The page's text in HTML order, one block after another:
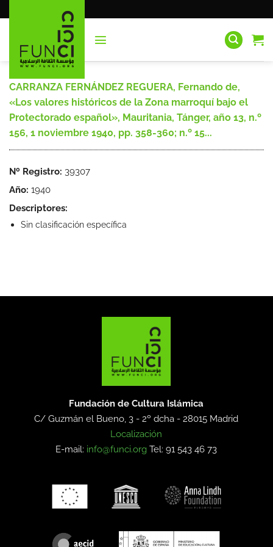
al
CARRANZA FERNÁNDEZ REGUERA, Fernando de,
«Los valores históricos de la Zona marroquí bajo el
Protectorado español», Mauritania, Tánger, año 13, n.º
156, 1 noviembre 1940, pp. 358-360; n.º 15...
Nº Registro: 39307
Año: 1940
Descriptores:
Sin clasificación específica
Fundación de Cultura Islámica
C/ Guzmán el Bueno, 3 - 2º dcha -28015 Madrid
Localización
E-mail: info@funci.org Tel: 91 543 46 73